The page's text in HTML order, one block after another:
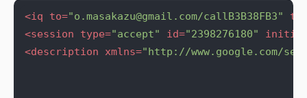
<iq to="o.masakazu@gmail.com/callB3B38FB3"
<session
type="accept" id="2398276180"
<description
xmlns="http://www.google.com/